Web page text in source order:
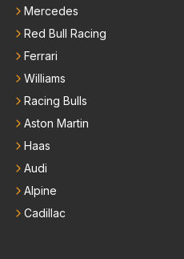
Mercedes
Red Bull Racing
Ferrari
Williams
Racing Bulls
Aston Martin
Haas
Audi
Alpine
Cadillac